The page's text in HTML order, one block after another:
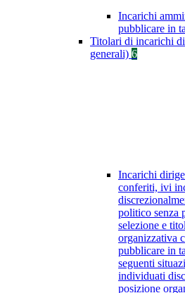
Incarichi
pubblicare in
Titolari di incarichi
generali) 6
Incarichi
conferiti, ivi
politico senza
selezione e
organizzativa
pubblicare in
seguenti
individuati
posizione